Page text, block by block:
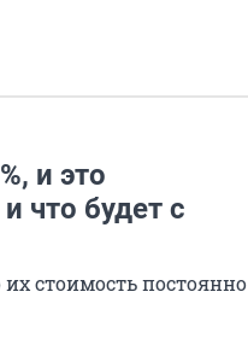
и это
что будет с
стоимость постоянно